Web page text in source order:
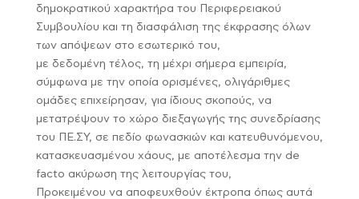
δημοκρατικού χαρακτήρα του Περιφερειακού
Συμβουλίου και τη διασφάλιση της έκφρασης όλων
των απόψεων στο εσωτερικό του,
με δεδομένη τέλος, τη μέχρι σήμερα εμπειρία,
σύμφωνα με την οποία ορισμένες, ολιγάριθμες
ομάδες επιχείρησαν, για ίδιους σκοπούς, να
μετατρέψουν το χώρο διεξαγωγής της συνεδρίασης
του ΠΕ.ΣΥ, σε πεδίο φωνασκιών και κατευθυνόμενου,
κατασκευασμένου χάους, με αποτέλεσμα την de
facto ακύρωση της λειτουργίας του,
Προκειμένου να αποφευχθούν έκτροπα όπως αυτά